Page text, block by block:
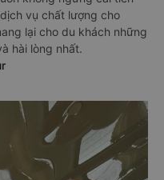
vụ chất lượng cho
lại cho du khách những
hài lòng nhất.